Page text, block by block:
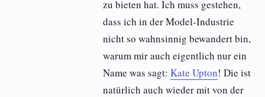
zu bieten hat. Ich muss gestehen,
dass ich in der Model-Industrie
nicht so wahnsinnig bewandert bin,
warum mir auch eigentlich nur ein
Name was sagt:Kate Upton! Die ist
natürlich auch wieder mit von der